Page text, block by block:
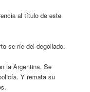
al título de este
se ríe del degollado.
la Argentina. Se
Y remata su